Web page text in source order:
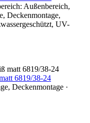
Außenbereich,
Deckenmontage,
UV-
6819/38-24
Deckenmontage ·